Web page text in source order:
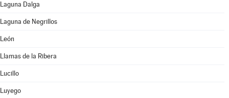
Laguna Dalga
Laguna de Negrillos
León
Llamas de la Ribera
Lucillo
Luyego